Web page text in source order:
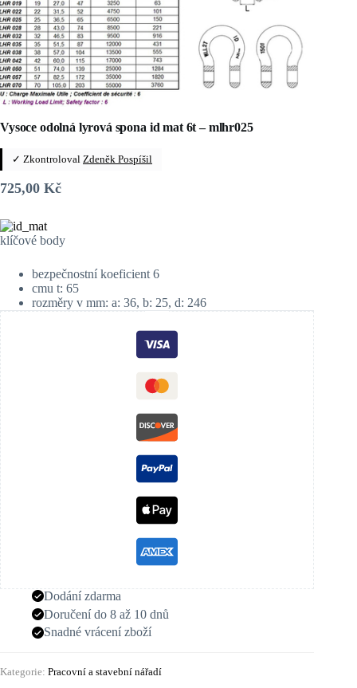
Vysoce odolná lyrová spona id mat 6t – mlhr025
✓ Zkontroloval Zdeněk Pospíšil
725,00 Kč
klíčové body
bezpečnostní koeficient 6
cmu t: 65
rozměry v mm: a: 36, b: 25, d: 246
Dodání zdarma
Doručení do 8 až 10 dnů
Snadné vrácení zboží
Kategorie: Pracovní a stavební nářadí